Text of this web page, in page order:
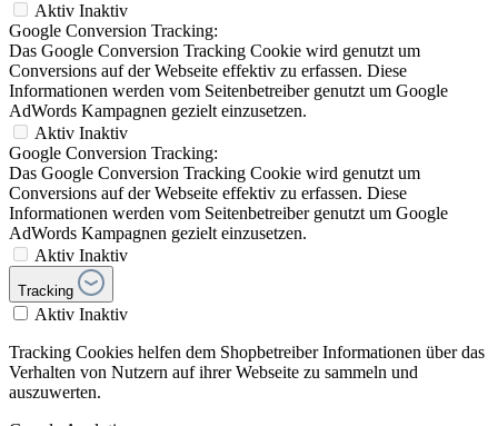
Aktiv Inaktiv
Google Conversion Tracking:
Das Google Conversion Tracking Cookie wird genutzt um
Conversions auf der Webseite effektiv zu erfassen. Diese
Informationen werden vom Seitenbetreiber genutzt um Google
AdWords Kampagnen gezielt einzusetzen.
Aktiv Inaktiv
Google Conversion Tracking:
Das Google Conversion Tracking Cookie wird genutzt um
Conversions auf der Webseite effektiv zu erfassen. Diese
Informationen werden vom Seitenbetreiber genutzt um Google
AdWords Kampagnen gezielt einzusetzen.
Aktiv Inaktiv
Tracking
Aktiv Inaktiv
Tracking Cookies helfen dem Shopbetreiber Informationen über das
Verhalten von Nutzern auf ihrer Webseite zu sammeln und
auszuwerten.